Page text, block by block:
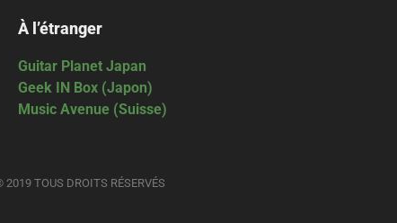
À l’étranger
Guitar Planet Japan
Geek IN Box (Japon)
Music Avenue (Suisse)
2019 TOUS DROITS RÉSERVÉS